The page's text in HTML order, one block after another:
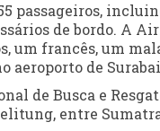
passageiros,
de bordo. A
um francês, um
aeroporto de
de Busca e
entre Sumatra